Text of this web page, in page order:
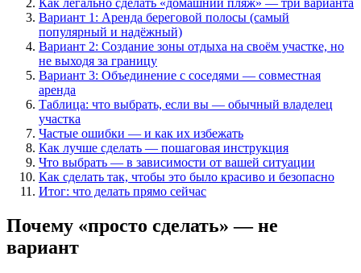
Вариант 1: Аренда береговой полосы (самый
популярный и надёжный)
Вариант 2: Создание зоны отдыха на своём участке, но
не выходя за границу
Вариант 3: Объединение с соседями — совместная
аренда
Таблица: что выбрать, если вы — обычный владелец
участка
Частые ошибки — и как их избежать
Как лучше сделать — пошаговая инструкция
Что выбрать — в зависимости от вашей ситуации
Как сделать так, чтобы это было красиво и безопасно
Итог: что делать прямо сейчас
Почему «просто сделать» — не
вариант